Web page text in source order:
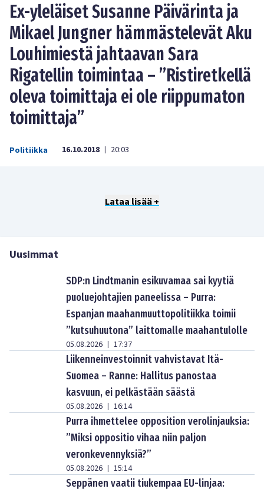
Ex-yleläiset Susanne Päivärinta ja
Mikael Jungner hämmästelevät Aku
Louhimiestä jahtaavan Sara
Rigatellin toimintaa – ”Ristiretkellä
oleva toimittaja ei ole riippumaton
toimittaja”
Politiikka 16.10.2018 | 20:03
Lataa lisää +
Uusimmat
SDP:n Lindtmanin esikuvamaa sai kyytiä
puoluejohtajien paneelissa – Purra:
Espanjan maahanmuuttopolitiikka toimii
”kutsuhuutona” laittomalle maahantulolle
05.08.2026 | 17:37
Liikenneinvestoinnit vahvistavat Itä-
Suomea – Ranne: Hallitus panostaa
kasvuun, ei pelkästään säästä
05.08.2026 | 16:14
Purra ihmettelee opposition verolinjauksia:
”Miksi oppositio vihaa niin paljon
veronkevennyksiä?”
05.08.2026 | 15:14
Seppänen vaatii tiukempaa EU-linjaa: